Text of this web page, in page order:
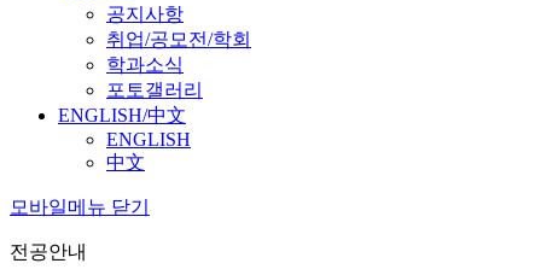
공지사항
취업/공모전/학회
학과소식
포토갤러리
ENGLISH/中文
ENGLISH
中文
모바일메뉴 닫기
전공안내